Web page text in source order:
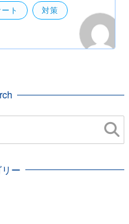
どうも廃課金という名
ト 対策
ー